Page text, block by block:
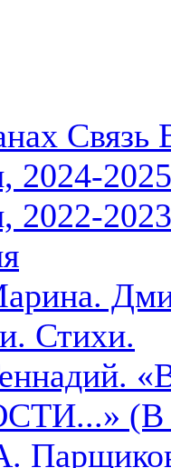
Связь
2024-2025
2022-2023
Стихи.
(В